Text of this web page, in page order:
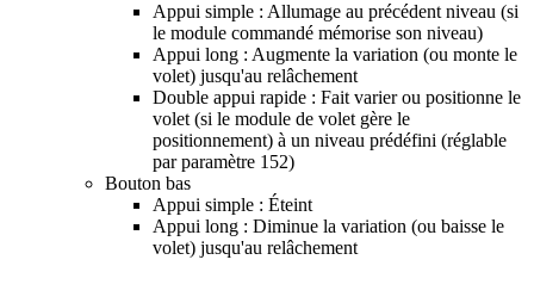
Appui simple : Allumage au précédent niveau (si
le module commandé mémorise son niveau)
Appui long : Augmente la variation (ou monte le
volet) jusqu'au relâchement
Double appui rapide : Fait varier ou positionne le
volet (si le module de volet gère le
positionnement) à un niveau prédéfini (réglable
par paramètre 152)
Bouton bas
Appui simple : Éteint
Appui long : Diminue la variation (ou baisse le
volet) jusqu'au relâchement